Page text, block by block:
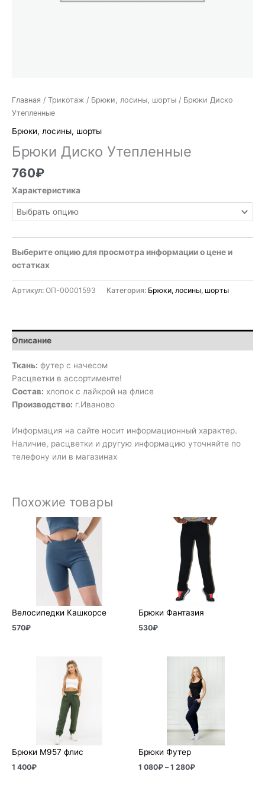
Главная / Трикотаж / Брюки, лосины, шорты / Брюки Диско
Утепленные
Брюки, лосины, шорты
Брюки Диско Утепленные
760₽
Характеристика
Выберите опцию для просмотра информации о цене и
остатках
Артикул: ОП-00001593 Категория: Брюки, лосины, шорты
Описание
Ткань: футер с начесом
Расцветки в ассортименте!
Состав: хлопок с лайкрой на флисе
Производство: г.Иваново
Информация на сайте носит информационный характер.
Наличие, расцветки и другую информацию уточняйте по
телефону или в магазинах
Похожие товары
Велосипедки Кашкорсе
570₽
Брюки Фантазия
530₽
Брюки М957 флис
1 400₽
Брюки Футер
1 080₽ – 1 280₽
цен:
1
080₽
–
1
280₽